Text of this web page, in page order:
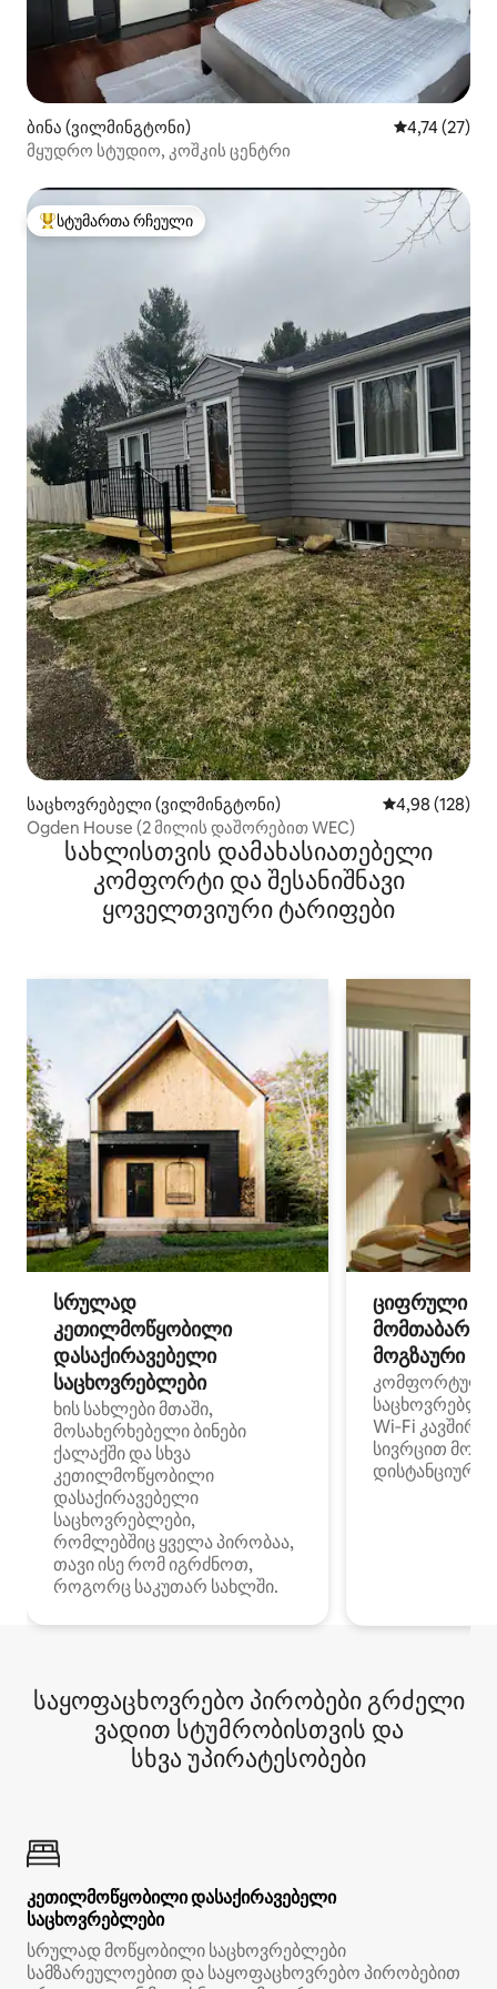
ბინა (ვილმინგტონი) საშუალო
4,74 (27)
მყუდრო სტუდიო, კოშკის ცენტრი
სტუმართა რჩეული მოწინავე ვარიანტი
სტუმართა რჩეული
საცხოვრებელი (ვილმინგტონი) საშუალო
4,98 (128)
Ogden House (2 მილის დაშორებით WEC)
სახლისთვის დამახასიათებელი
კომფორტი და შესანიშნავი
ყოველთვიური ტარიფები
სრულად
კეთილმოწყობილი
დასაქირავებელი
საცხოვრებლები
ხის სახლები მთაში,
მოსახერხებელი ბინები
ქალაქში და სხვა
კეთილმოწყობილი
დასაქირავებელი
საცხოვრებლები,
რომლებშიც ყველა პირობაა,
თავი ისე რომ იგრძნოთ,
როგორც საკუთარ სახლში.
ციფრული
მოგზაური
კომფორტული
Wi‑Fi
სივრცით
დისტანციური
საყოფაცხოვრებო პირობები გრძელი
ვადით სტუმრობისთვის და
სხვა უპირატესობები
კეთილმოწყობილი დასაქირავებელი
საცხოვრებლები
სრულად მოწყობილი საცხოვრებლები
სამზარეულოებით და საყოფაცხოვრებო პირობებით